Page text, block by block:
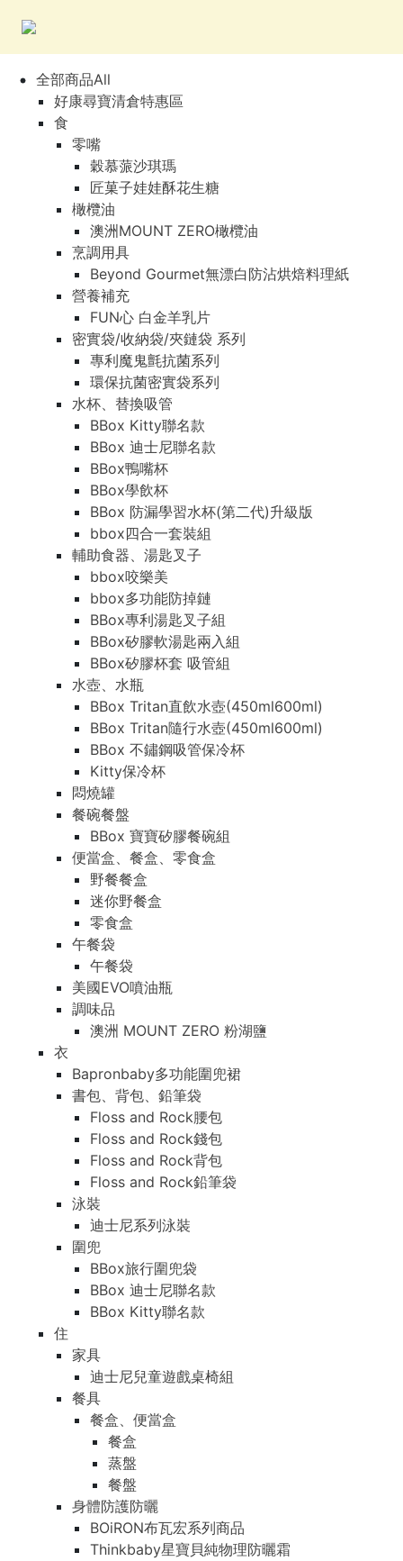
全部商品All
好康尋寶清倉特惠區
食
零嘴
穀慕蒎沙琪瑪
匠菓子娃娃酥花生糖
橄欖油
澳洲MOUNT ZERO橄欖油
烹調用具
Beyond Gourmet無漂白防沾烘焙料理紙
營養補充
FUN心 白金羊乳片
密實袋/收納袋/夾鏈袋 系列
專利魔鬼氈抗菌系列
環保抗菌密實袋系列
水杯、替換吸管
BBox Kitty聯名款
BBox 迪士尼聯名款
BBox鴨嘴杯
BBox學飲杯
BBox 防漏學習水杯(第二代)升級版
bbox四合一套裝組
輔助食器、湯匙叉子
bbox咬樂美
bbox多功能防掉鏈
BBox專利湯匙叉子組
BBox矽膠軟湯匙兩入組
BBox矽膠杯套 吸管組
水壺、水瓶
BBox Tritan直飲水壺(450ml600ml)
BBox Tritan隨行水壺(450ml600ml)
BBox 不鏽鋼吸管保冷杯
Kitty保冷杯
悶燒罐
餐碗餐盤
BBox 寶寶矽膠餐碗組
便當盒、餐盒、零食盒
野餐餐盒
迷你野餐盒
零食盒
午餐袋
午餐袋
美國EVO噴油瓶
調味品
澳洲 MOUNT ZERO 粉湖鹽
衣
Bapronbaby多功能圍兜裙
書包、背包、鉛筆袋
Floss and Rock腰包
Floss and Rock錢包
Floss and Rock背包
Floss and Rock鉛筆袋
泳裝
迪士尼系列泳裝
圍兜
BBox旅行圍兜袋
BBox 迪士尼聯名款
BBox Kitty聯名款
住
家具
迪士尼兒童遊戲桌椅組
餐具
餐盒、便當盒
餐盒
蒸盤
餐盤
身體防護防曬
BOiRON布瓦宏系列商品
Thinkbaby星寶貝純物理防曬霜